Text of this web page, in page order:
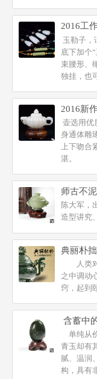
2016工
玉勒子，
底下加个
束腰形、
独挂，也
2016新
壶选用优
身通体雕
上下吻
湛。
师古不
陈大军，
造型讲究
典丽朴
人类对
之中调动
窍，起到
含蓄中
单纯从
青玉却有
腻、温润
构，具有